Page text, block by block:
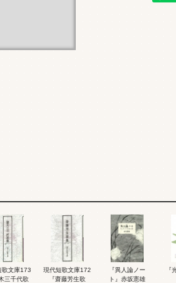
歌文庫173
三千代歌
現代短歌文庫172
『齋藤芳生歌
『異人論ノー
ト』赤坂憲雄
『